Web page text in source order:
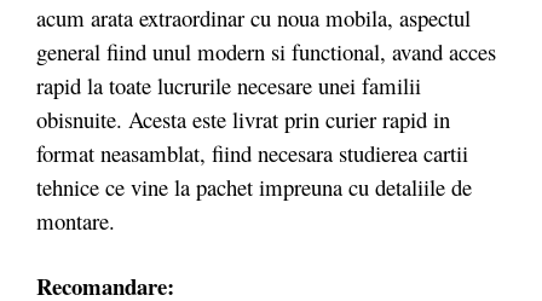
acum arata extraordinar cu noua mobila, aspectul
general fiind unul modern si functional, avand acces
rapid la toate lucrurile necesare unei familii
obisnuite. Acesta este livrat prin curier rapid in
format neasamblat, fiind necesara studierea cartii
tehnice ce vine la pachet impreuna cu detaliile de
montare.
Recomandare: